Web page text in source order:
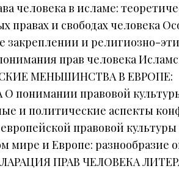
в исламе:
и свободах человека
закреплении и религиозно-
прав человека
МЕНЬШИНСТВА В ЕВРОПЕ:
правовой
и политические аспекты
правовой
мире и Европе: разнообразие
ПРАВ ЧЕЛОВЕКА